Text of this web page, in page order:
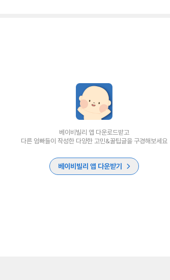
베이비빌리 앱 다운로드받고
다른 엄빠들이 작성한 다양한 고민&꿀팁글을 구경해보세요
베이비빌리 앱 다운받기